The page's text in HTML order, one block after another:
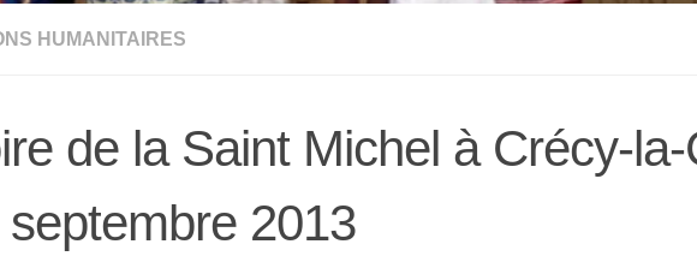
HUMANITAIRES
de la Saint Michel à Crécy-
septembre 2013